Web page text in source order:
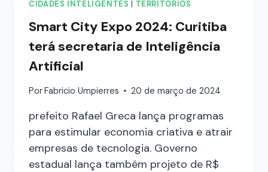
CIDADES INTELIGENTES | TERRITÓRIOS
Smart City Expo 2024: Curitiba
terá secretaria de Inteligência
Artificial
PorFabricio Umpierres 20 de março de 2024
prefeito Rafael Greca lança programas
para estimular economia criativa e atrair
empresas de tecnologia. Governo
estadual lança também projeto de R$